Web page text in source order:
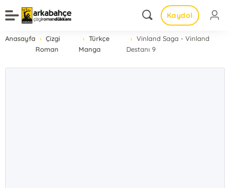
Kaydol
Anasayfa
Çizgi
Roman
Türkçe
Manga
Vinland Saga - Vinland
Destanı 9